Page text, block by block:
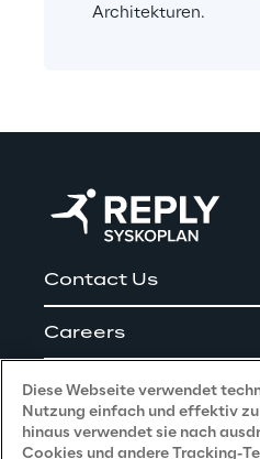
Architekturen.
Contact Us
Careers
Impressum
Diese Webseite verwendet
Nutzung einfach und effektiv
hinaus verwendet sie nach
Cookies und andere Tracking-